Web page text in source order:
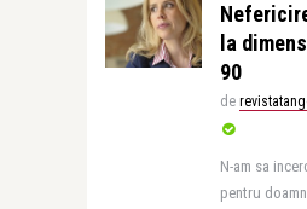
la
90
de
N-am sa
pentru